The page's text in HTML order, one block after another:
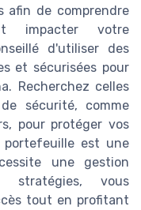
afin de comprendre
impacter votre
d'utiliser des
et sécurisées pour
Recherchez celles
sécurité, comme
pour protéger vos
est une
une gestion
stratégies, vous
tout en profitant